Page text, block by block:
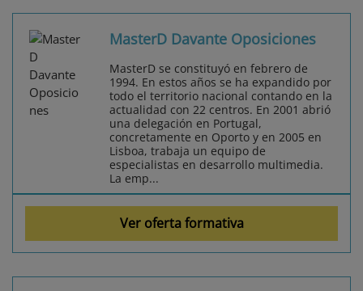
MasterD Davante Oposiciones
MasterD se constituyó en febrero de
1994. En estos años se ha expandido por
todo el territorio nacional contando en la
actualidad con 22 centros. En 2001 abrió
una delegación en Portugal,
concretamente en Oporto y en 2005 en
Lisboa, trabaja un equipo de
especialistas en desarrollo multimedia.
La emp...
Ver oferta formativa